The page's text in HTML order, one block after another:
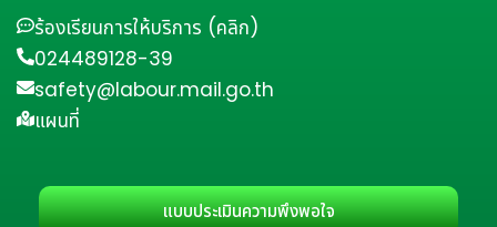
ร้องเรียนการให้บริการ (คลิก)
024489128-39
safety@labour.mail.go.th
แผนที่
แบบประเมินความพึงพอใจ